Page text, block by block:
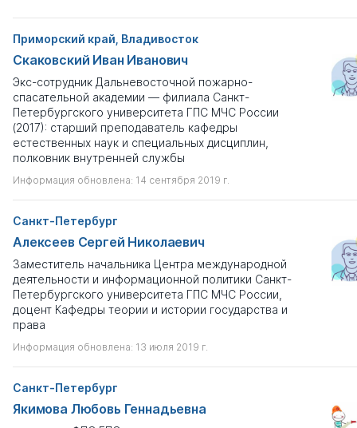
Приморский край, Владивосток
Скаковский Иван Иванович
Экс-сотрудник Дальневосточной пожарно-
спасательной академии — филиала Санкт-
Петербургского университета ГПС МЧС России
(2017): старший преподаватель кафедры
естественных наук и специальных дисциплин,
полковник внутренней службы
Информация обновлена: 14 сентября 2019 г.
Санкт-Петербург
Алексеев Сергей Николаевич
Заместитель начальника Центра международной
деятельности и информационной политики Санкт-
Петербургского университета ГПС МЧС России,
доцент Кафедры теории и истории государства и
права
Информация обновлена: 13 июля 2019 г.
Санкт-Петербург
Якимова Любовь Геннадьевна